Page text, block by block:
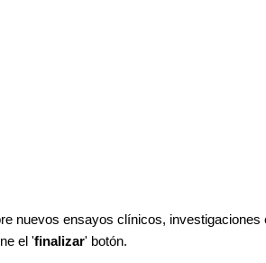
nuevos ensayos clínicos, investigaciones
el 'finalizar' botón.